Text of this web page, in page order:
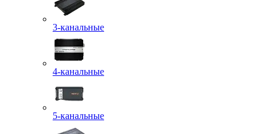
3-канальные
4-канальные
5-канальные